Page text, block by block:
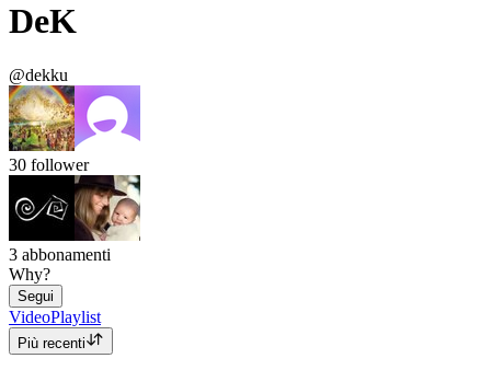
DeK
@dekku
30 follower
3 abbonamenti
Why?
Segui
VideoPlaylist
Più recenti